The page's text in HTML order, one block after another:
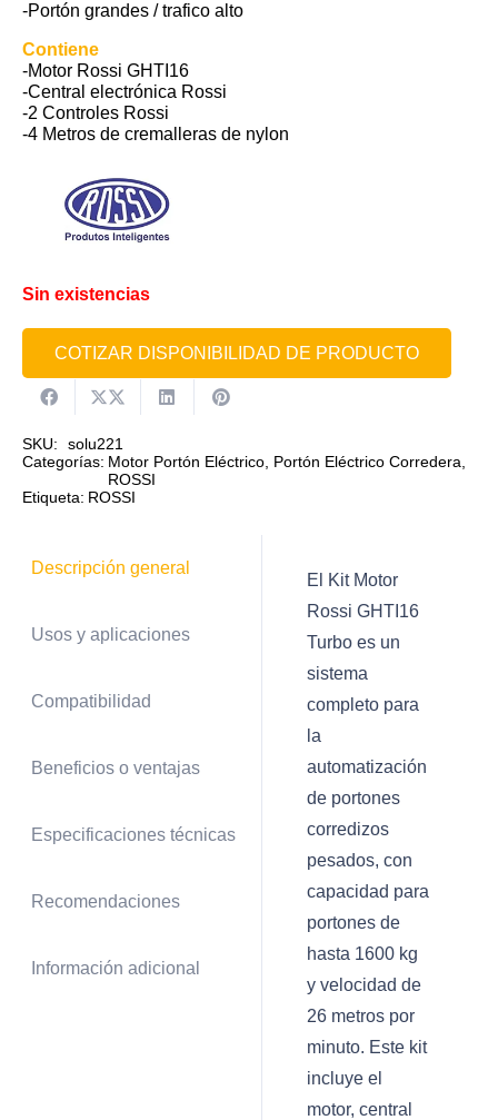
-Portón grandes / trafico alto
Contiene
-Motor Rossi GHTI16
-Central electrónica Rossi
-2 Controles Rossi
-4 Metros de cremalleras de nylon
Sin existencias
COTIZAR DISPONIBILIDAD DE PRODUCTO
SKU:
solu221
Categorías: Motor Portón Eléctrico Portón Eléctrico Corredera
ROSSI
Etiqueta: ROSSI
Descripción general
Usos y aplicaciones
Compatibilidad
Beneficios o ventajas
Especificaciones técnicas
Recomendaciones
Información adicional
El Kit Motor
Rossi GHTI16
Turbo es un
sistema
completo para
la
automatización
de portones
corredizos
pesados, con
capacidad para
portones de
hasta 1600 kg
y velocidad de
26 metros por
minuto. Este kit
incluye el
motor, central